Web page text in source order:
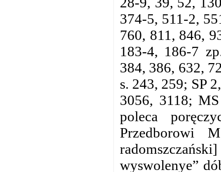
374-5, 511-2,
760, 811, 846,
183-4, 186-7
384, 386, 632,
s. 243, 259; SP
3056, 3118;
poleca
Przedborowi
wyswolenye”